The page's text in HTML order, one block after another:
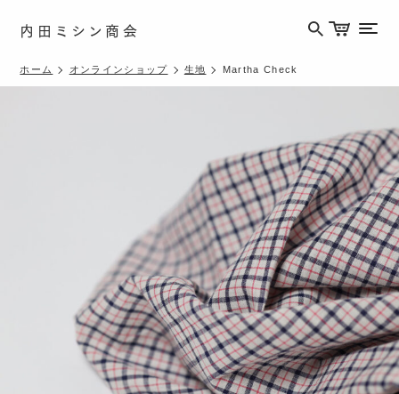
内田ミシン商会 メニ
ホーム オンラインショップ 生地 Martha Check